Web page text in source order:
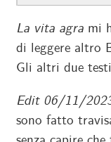
La vita agra mi
di leggere altro
Gli altri due
Edit 06/11/
sono fatto